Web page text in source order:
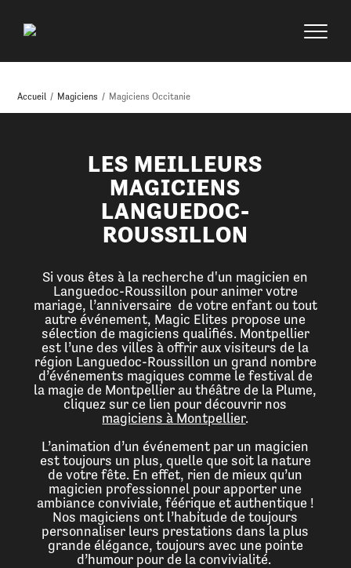
Accueil / Magiciens / Magiciens Occitanie
LES MEILLEURS
MAGICIENS
LANGUEDOC-
ROUSSILLON
Si vous êtes à la recherche d'un magicien en
Languedoc-Roussillon pour animer votre
mariage, l’anniversaire de votre enfant ou tout
autre événement, Magic Elites propose une
sélection de magiciens qualifiés. Montpellier
est l’une des villes à offrir aux visiteurs de la
région Languedoc-Roussillon un grand nombre
d’événements magiques comme le festival de
la magie de Montpellier au théâtre de la Plume,
cliquez sur ce lien pour découvrir nos
magiciens à Montpellier.
L’animation d’un événement par un magicien
est toujours un plus, quelle que soit la nature
de votre fête. En effet, rien de mieux qu’un
magicien professionnel pour apporter une
ambiance conviviale, féérique et authentique !
Nos magiciens ont l’habitude de toujours
personnaliser leurs prestations dans la plus
grande élégance, toujours avec une pointe
d’humour pour de la convivialité.